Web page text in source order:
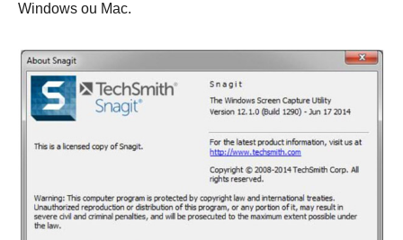
Windows ou Mac.